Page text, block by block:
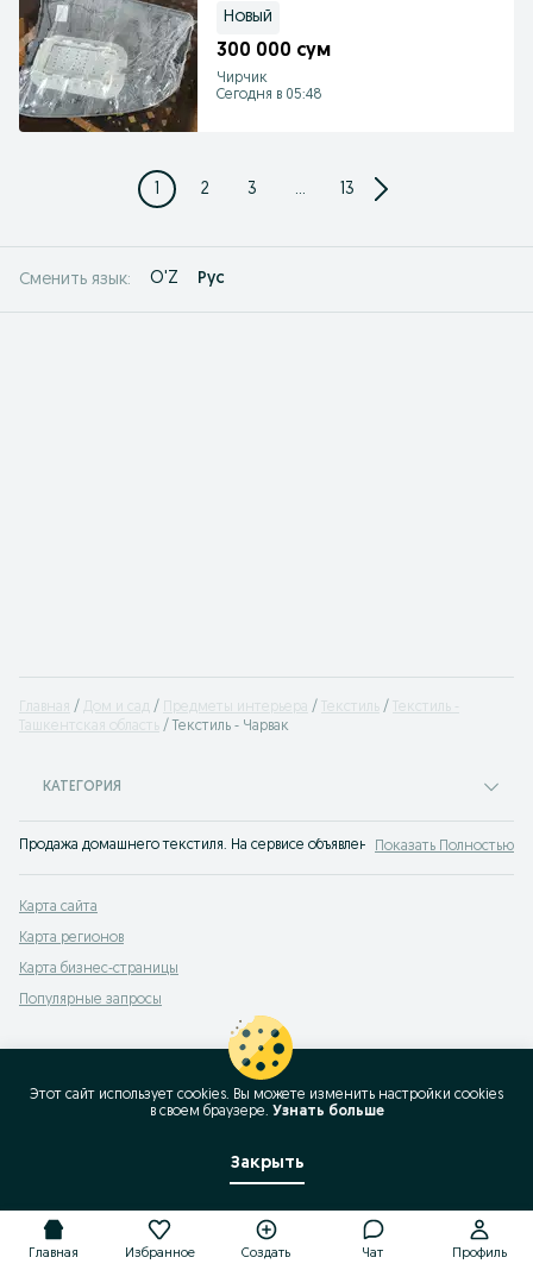
Новый
300 000 сум
Чирчик
Сегодня в 05:48
1 2 3 ... 13
Сменить язык: O'Z Рус
Главная Дом и сад Предметы интерьера Текстиль
Текстиль -
Ташкентская область
Текстиль - Чарвак
КАТЕГОРИЯ
Продажа домашнего текстиля. На сервисе объявлений OLX.uz Чарвак
Показать Полностью
Карта сайта
Карта регионов
Карта бизнес-страницы
Популярные запросы
Главная Избранное Создать Чат Профиль
Этот сайт использует cookies. Вы можете изменить настройки cookies
в своeм браузере. Узнать больше
Закрыть